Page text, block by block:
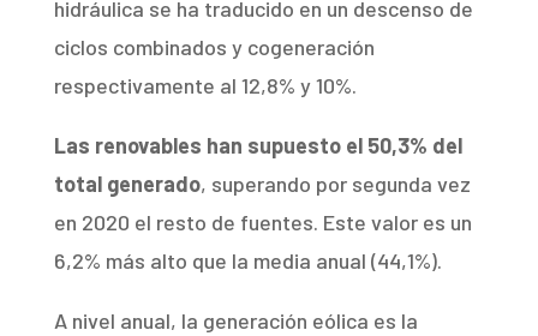
hidráulica se ha traducido en un descenso de
ciclos combinados y cogeneración
respectivamente al 12,8% y 10%.
Las renovables han supuesto el 50,3% del
total generado, superando por segunda vez
en 2020 el resto de fuentes. Este valor es un
6,2% más alto que la media anual (44,1%).
A nivel anual, la generación eólica es la